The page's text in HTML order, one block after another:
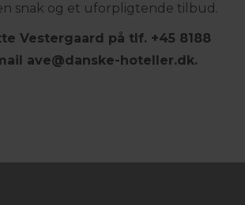
snak og et uforpligtende tilbud.
Vestergaard på tlf. +45 8188
ave@danske-hoteller.dk.